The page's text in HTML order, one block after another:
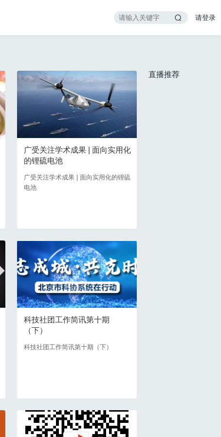
请登录
广受关注学术成果 | 面向实用化
的锂硫电池
广受关注学术成果 | 面向实用化的锂硫
电池
科技社团工作简讯第十期
（下）
科技社团工作简讯第十期（下）
直播推荐